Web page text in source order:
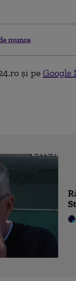
munca
și pe Google